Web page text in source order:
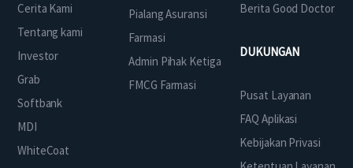
Cerita Kami
Tentang kami
Investor
Grab
Softbank
MDI
WhiteCoat
Pialang Asuransi
Farmasi
Admin Pihak Ketiga
FMCG Farmasi
Berita Good Doctor
DUKUNGAN
Pusat Layanan
FAQ Aplikasi
Kebijakan Privasi